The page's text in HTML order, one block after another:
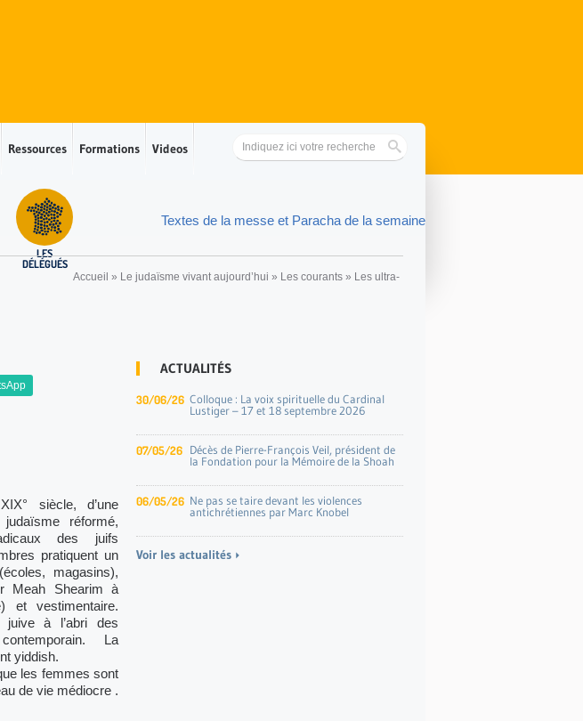
Ressources Formations Videos
LES
DÉLÉGUÉS
Textes de la messe et Paracha de la semaine
Accueil » Le judaïsme vivant aujourd’hui » Les courants » Les ultra-
siècle, d’une
réformé,
des juifs
pratiquent un
magasins),
Meah Shearim à
et vestimentaire.
à l’abri des
La
yiddish.
les femmes sont
de vie médiocre .
ACTUALITÉS
30/06/26 Colloque : La voix spirituelle du Cardinal
Lustiger – 17 et 18 septembre 2026
07/05/26 Décès de Pierre-François Veil, président de
la Fondation pour la Mémoire de la Shoah
06/05/26 Ne pas se taire devant les violences
antichrétiennes par Marc Knobel
Voir les actualités